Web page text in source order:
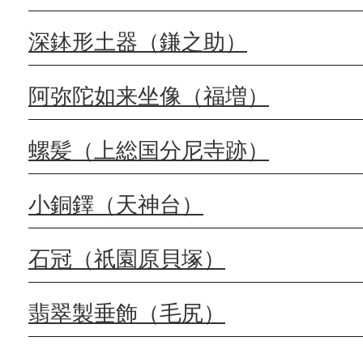
深鉢形土器（鎌之助）
阿弥陀如来坐像（福増）
螺髪（上総国分尼寺跡）
小銅鐸（天神台）
石冠（祇園原貝塚）
翡翠製垂飾（毛尻）